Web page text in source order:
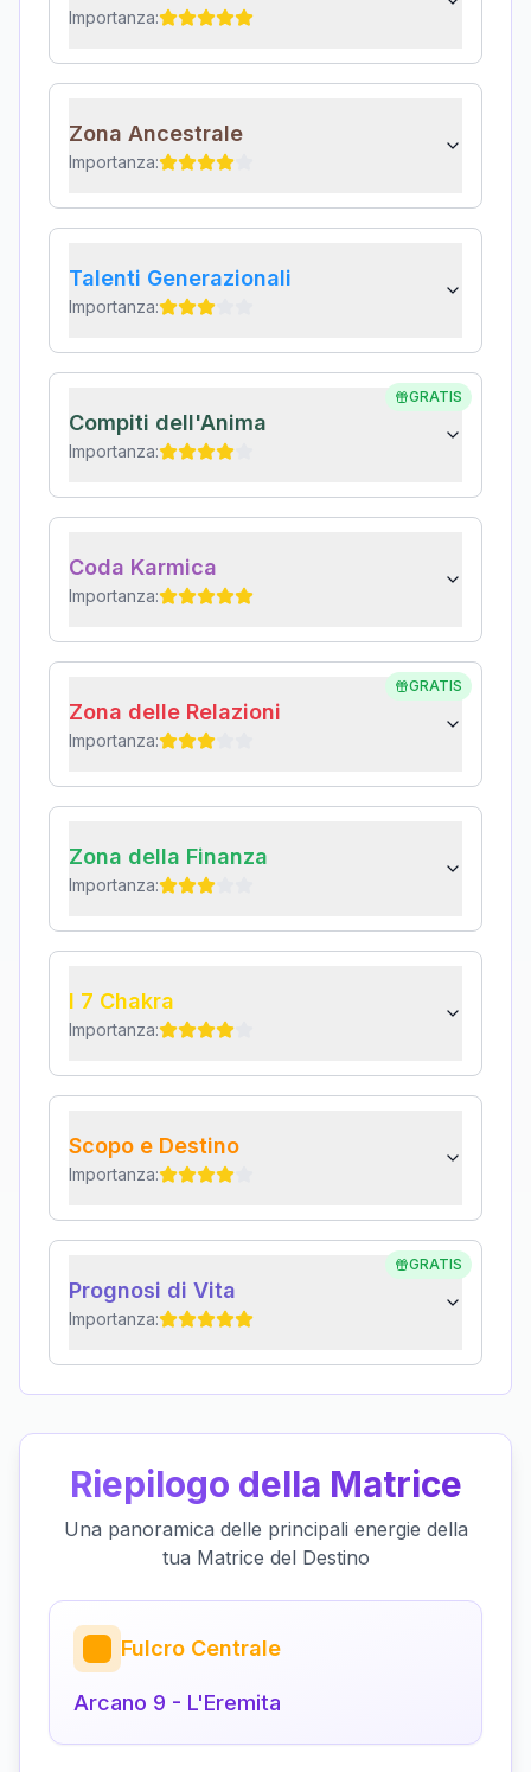
Importanza:
Zona Ancestrale
Importanza:
Talenti Generazionali
Importanza:
GRATIS
Compiti dell'Anima
Importanza:
Coda Karmica
Importanza:
GRATIS
Zona delle Relazioni
Importanza:
Zona della Finanza
Importanza:
I 7 Chakra
Importanza:
Scopo e Destino
Importanza:
GRATIS
Prognosi di Vita
Importanza:
Riepilogo della Matrice
Una panoramica delle principali energie della
tua Matrice del Destino
Fulcro Centrale
Arcano 9 - L'Eremita